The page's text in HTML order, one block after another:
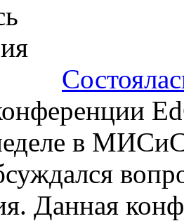
в МИСиС
Данная